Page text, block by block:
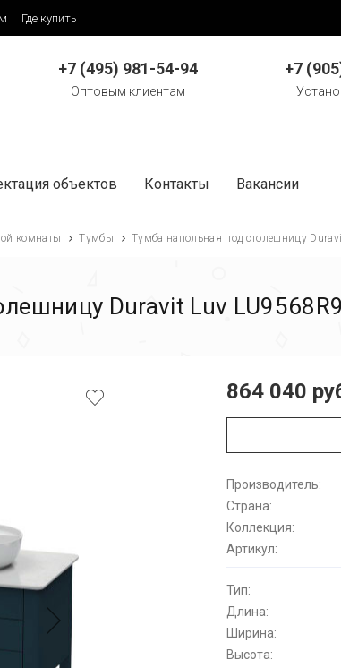
Где купить
+7 (495) 981-54-94
Оптовым клиентам
+7
объектов Контакты Вакансии
комнаты Тумбы Тумба напольная под столешницу
Duravit Luv
864 040
Производитель:
Страна:
Коллекция:
Артикул:
Тип:
Длина:
Ширина:
Высота: